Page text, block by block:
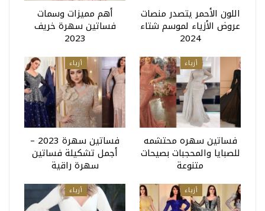
اللون الأحمر يتصدر منصات
عروض الأزياء لموسم شتاء
2024
أهم مميزات وسمات
فساتين سهرة خريف
2023
أزياء
فساتين سهره محتشمه
للصبايا والمحجبات بصيحات
متنوعة
أزياء
فساتين سهرة 2023 –
أجمل تشكيلة فساتين
سهرة راقية
أزياء أزياء